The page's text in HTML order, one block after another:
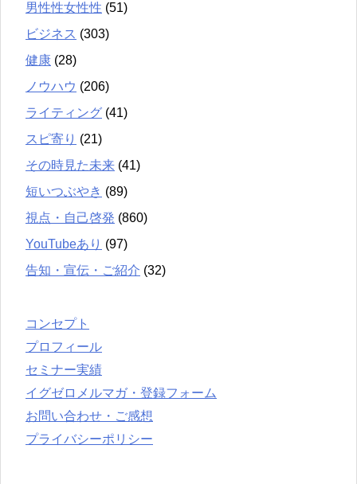
男性性女性性 (51)
ビジネス (303)
健康 (28)
ノウハウ (206)
ライティング (41)
スピ寄り (21)
その時見た未来 (41)
短いつぶやき (89)
視点・自己啓発 (860)
YouTubeあり (97)
告知・宣伝・ご紹介 (32)
コンセプト
プロフィール
セミナー実績
イグゼロメルマガ・登録フォーム
お問い合わせ・ご感想
プライバシーポリシー